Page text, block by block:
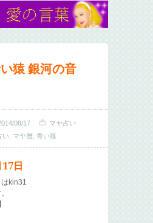
猿 銀河の音
08/17
マヤ占い
い マヤ暦 青い猿
日
kin31